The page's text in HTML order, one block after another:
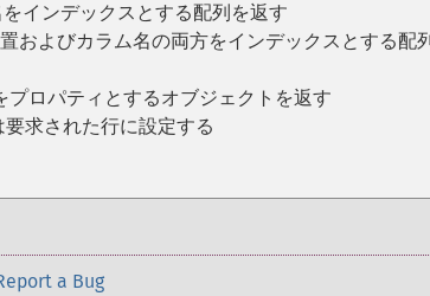
インデックスとする配列を返す
およびカラム名の両方をインデックスとする配
ロパティとするオブジェクトを返す
求された行に設定する
a Bug